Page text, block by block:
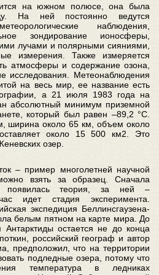
на южном полюсе, она была
На ней постоянно ведутся
наблюдения,
зондирование ионосферы,
лучами и полярными сияниями,
измерения. Также измеряется
атмосферы и содержание озона,
исследования. Метеонаблюдения
на весь мир, ее название есть
а 21 июля 1983 года на
абсолютный минимум приземной
который был равен –89,2 °C.
ширина около 65 км, объем около
около 15 500 км2. Это
озер.
– пример многолетней научной
взять за образец. Сначала
появилась теория, за ней –
идет стадия эксперимента.
экспедиция Беллинсгаузена-
белым пятном на карте мира. До
остается не до конца
российский географ и автор
предположил, что на территории
подледные озера, потому что
температура в ледниках